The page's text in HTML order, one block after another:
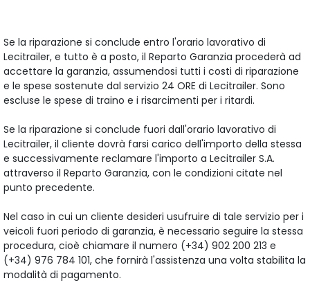
Se la riparazione si conclude entro l'orario lavorativo di
Lecitrailer, e tutto è a posto, il Reparto Garanzia procederà ad
accettare la garanzia, assumendosi tutti i costi di riparazione
e le spese sostenute dal servizio 24 ORE di Lecitrailer. Sono
escluse le spese di traino e i risarcimenti per i ritardi.
Se la riparazione si conclude fuori dall'orario lavorativo di
Lecitrailer, il cliente dovrà farsi carico dell'importo della stessa
e successivamente reclamare l'importo a Lecitrailer S.A.
attraverso il Reparto Garanzia, con le condizioni citate nel
punto precedente.
Nel caso in cui un cliente desideri usufruire di tale servizio per i
veicoli fuori periodo di garanzia, è necessario seguire la stessa
procedura, cioè chiamare il numero (+34) 902 200 213 e
(+34) 976 784 101, che fornirà l'assistenza una volta stabilita la
modalità di pagamento.